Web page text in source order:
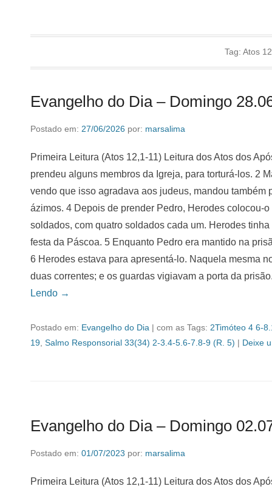
Tag: Atos
Evangelho do Dia – Domingo
Postado em: 27/06/2026 por: marsalima
Primeira Leitura (Atos 12,1-11) Leitura dos Atos dos
prendeu alguns membros da Igreja, para torturá-los. 2
vendo que isso agradava aos judeus, mandou também
ázimos. 4 Depois de prender Pedro, Herodes colocou-
soldados, com quatro soldados cada um. Herodes
festa da Páscoa. 5 Enquanto Pedro era mantido na
6 Herodes estava para apresentá-lo. Naquela mesma
duas correntes; e os guardas vigiavam a porta da
Lendo →
Postado em: Evangelho do Dia | com as Tags: 2Timóteo 4 6-
19 Salmo Responsorial 33(34) 2-3.4-5.6-7.8-9 (R. 5) | Deixe
Evangelho do Dia – Domingo
Postado em: 01/07/2023 por: marsalima
Primeira Leitura (Atos 12,1-11) Leitura dos Atos dos